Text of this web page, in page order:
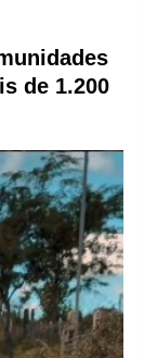
de 1.200